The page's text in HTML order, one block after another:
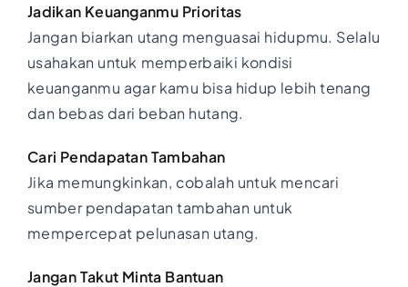
Jadikan Keuanganmu Prioritas
Jangan biarkan utang menguasai hidupmu. Selalu
usahakan untuk memperbaiki kondisi
keuanganmu agar kamu bisa hidup lebih tenang
dan bebas dari beban hutang.
Cari Pendapatan Tambahan
Jika memungkinkan, cobalah untuk mencari
sumber pendapatan tambahan untuk
mempercepat pelunasan utang.
Jangan Takut Minta Bantuan